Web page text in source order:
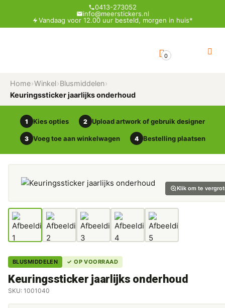
0413-273052
info@meerstickers.nl
Vandaag voor 12.00 uur besteld, morgen in huis*
0
Home›Winkel›Blusmiddelen›
Keuringssticker jaarlijks onderhoud
1 Kies opties 2 Upload artwork of gebruik designer
3 Voeg toe aan winkelwagen 4 Bestelling plaatsen
Klik om te
BLUSMIDDELEN ✓ OP VOORRAAD
Keuringssticker jaarlijks onderhoud
SKU: 1001040